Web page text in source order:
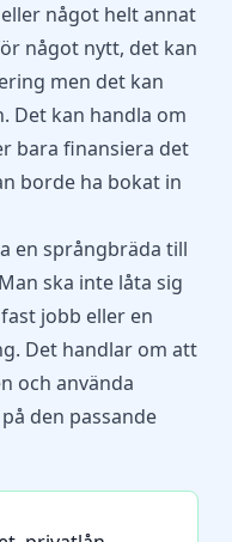
eller något helt annat
något nytt, det kan
men det kan
Det kan handla om
bara finansiera det
borde ha bokat in
en språngbräda till
ska inte låta sig
jobb eller en
Det handlar om att
och använda
den passande